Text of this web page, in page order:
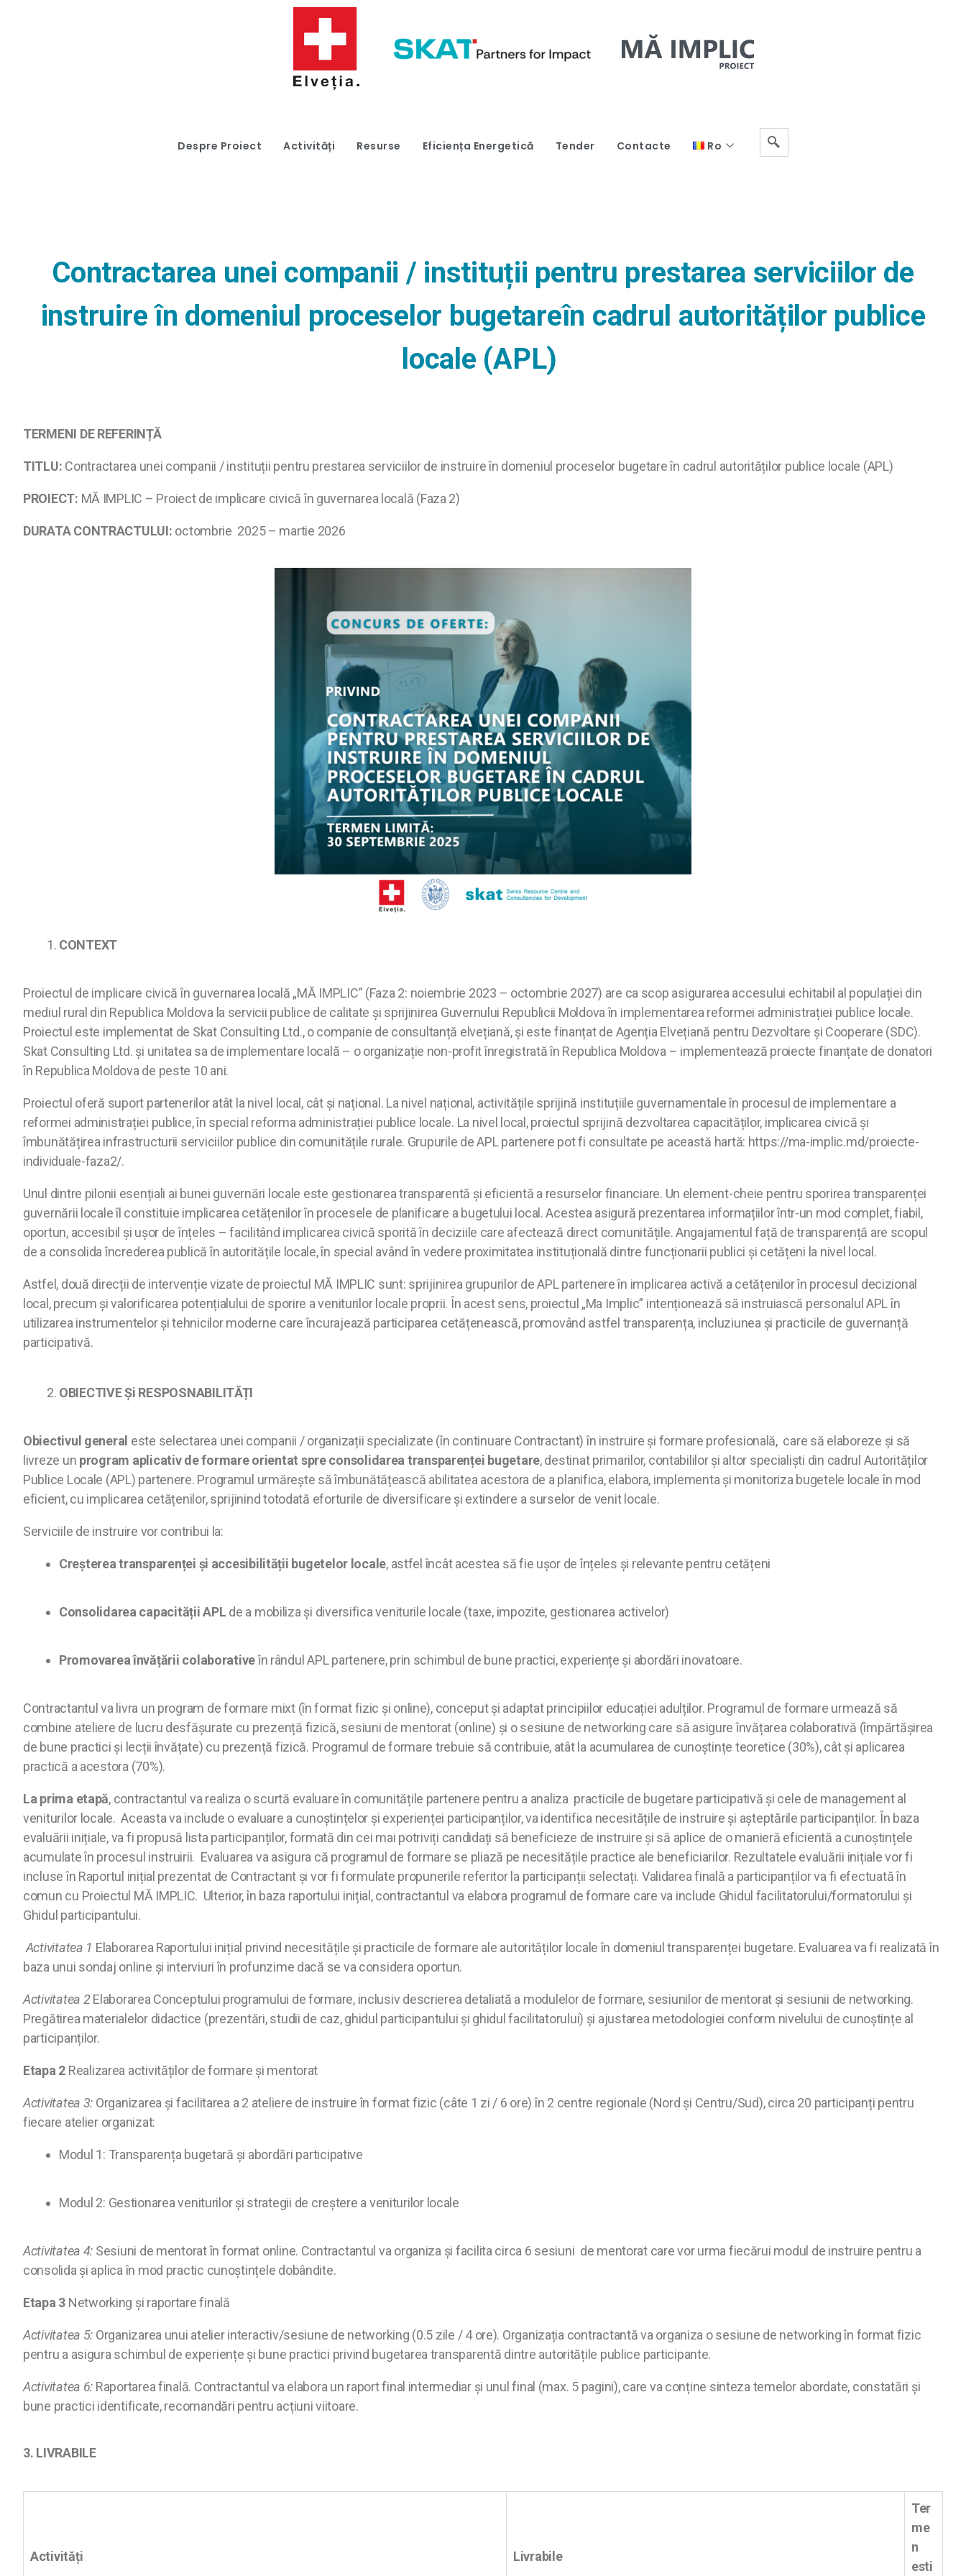
Despre Proiect Activități Resurse Eficiența Energetică Tender Contacte Ro
Contractarea unei companii / instituții pentru prestarea serviciilor de
instruire în domeniul proceselor bugetareîn cadrul autorităților publice
locale (APL)
TERMENI DE REFERINȚĂ
TITLU: Contractarea unei companii / instituții pentru prestarea serviciilor de instruire în domeniul proceselor bugetare în cadrul autorităților publice locale (APL)
PROIECT: MĂ IMPLIC – Proiect de implicare civică în guvernarea locală (Faza 2)
DURATA CONTRACTULUI: octombrie 2025 – martie 2026
CONTEXT
Proiectul de implicare civică în guvernarea locală „MĂ IMPLIC” (Faza 2: noiembrie 2023 – octombrie 2027) are ca scop asigurarea accesului echitabil al populației din
mediul rural din Republica Moldova la servicii publice de calitate și sprijinirea Guvernului Republicii Moldova în implementarea reformei administrației publice locale.
Proiectul este implementat de Skat Consulting Ltd., o companie de consultanță elvețiană, și este finanțat de Agenția Elvețiană pentru Dezvoltare și Cooperare (SDC).
Skat Consulting Ltd. și unitatea sa de implementare locală – o organizație non-profit înregistrată în Republica Moldova – implementează proiecte finanțate de donatori
în Republica Moldova de peste 10 ani.
Proiectul oferă suport partenerilor atât la nivel local, cât și național. La nivel național, activitățile sprijină instituțiile guvernamentale în procesul de implementare a
reformei administrației publice, în special reforma administrației publice locale. La nivel local, proiectul sprijină dezvoltarea capacităților, implicarea civică și
îmbunătățirea infrastructurii serviciilor publice din comunitățile rurale. Grupurile de APL partenere pot fi consultate pe această hartă: https://ma-implic.md/proiecte-
individuale-faza2/.
Unul dintre pilonii esențiali ai bunei guvernări locale este gestionarea transparentă și eficientă a resurselor financiare. Un element-cheie pentru sporirea transparenței
guvernării locale îl constituie implicarea cetățenilor în procesele de planificare a bugetului local. Acestea asigură prezentarea informațiilor într-un mod complet, fiabil,
oportun, accesibil și ușor de înțeles – facilitând implicarea civică sporită în deciziile care afectează direct comunitățile. Angajamentul față de transparență are scopul
de a consolida încrederea publică în autoritățile locale, în special având în vedere proximitatea instituțională dintre funcționarii publici și cetățeni la nivel local.
Astfel, două direcții de intervenție vizate de proiectul MĂ IMPLIC sunt: sprijinirea grupurilor de APL partenere în implicarea activă a cetățenilor în procesul decizional
local, precum și valorificarea potențialului de sporire a veniturilor locale proprii. În acest sens, proiectul „Ma Implic” intenționează să instruiască personalul APL în
utilizarea instrumentelor și tehnicilor moderne care încurajează participarea cetățenească, promovând astfel transparența, incluziunea și practicile de guvernanță
participativă.
OBIECTIVE Și RESPOSNABILITĂȚI
Obiectivul general este selectarea unei companii / organizații specializate (în continuare Contractant) în instruire și formare profesională, care să elaboreze și să
livreze un program aplicativ de formare orientat spre consolidarea transparenței bugetare, destinat primarilor, contabililor și altor specialiști din cadrul Autorităților
Publice Locale (APL) partenere. Programul urmărește să îmbunătățească abilitatea acestora de a planifica, elabora, implementa și monitoriza bugetele locale în mod
eficient, cu implicarea cetățenilor, sprijinind totodată eforturile de diversificare și extindere a surselor de venit locale.
Serviciile de instruire vor contribui la:
Creșterea transparenței și accesibilității bugetelor locale, astfel încât acestea să fie ușor de înțeles și relevante pentru cetățeni
Consolidarea capacității APL de a mobiliza și diversifica veniturile locale (taxe, impozite, gestionarea activelor)
Promovarea învățării colaborativeîn rândul APL partenere, prin schimbul de bune practici, experiențe și abordări inovatoare.
Contractantul va livra un program de formare mixt (în format fizic și online), conceput și adaptat principiilor educației adulților. Programul de formare urmează să
combine ateliere de lucru desfășurate cu prezență fizică, sesiuni de mentorat (online) și o sesiune de networking care să asigure învățarea colaborativă (împărtășirea
de bune practici și lecții învățate) cu prezență fizică. Programul de formare trebuie să contribuie, atât la acumularea de cunoștințe teoretice (30%), cât și aplicarea
practică a acestora (70%).
La prima etapă, contractantul va realiza o scurtă evaluare în comunitățile partenere pentru a analiza practicile de bugetare participativă și cele de management al
veniturilor locale.Aceasta va include o evaluare a cunoștințelor și experienței participanților, va identifica necesitățile de instruire și așteptările participanților. În baza
evaluării inițiale, va fi propusă lista participanților, formată din cei mai potriviți candidați să beneficieze de instruire și să aplice de o manieră eficientă a cunoștințele
acumulate în procesul instruirii. Evaluarea va asigura că programul de formare se pliază pe necesitățile practice ale beneficiarilor. Rezultatele evaluării inițiale vor fi
incluse în Raportul inițial prezentat de Contractant și vor fi formulate propunerile referitor la participanții selectați. Validarea finală a participanților va fi efectuată în
comun cu Proiectul MĂ IMPLIC. Ulterior, în baza raportului inițial, contractantul va elabora programul de formare care va include Ghidul facilitatorului/formatorului și
Ghidul participantului.
Activitatea 1 Elaborarea Raportului inițial privind necesitățile și practicile de formare ale autorităților locale în domeniul transparenței bugetare. Evaluarea va fi realizată în
baza unui sondaj online și interviuri în profunzime dacă se va considera oportun.
Activitatea 2Elaborarea Conceptului programului de formare, inclusiv descrierea detaliată a modulelor de formare, sesiunilor de mentorat și sesiunii de networking.
Pregătirea materialelor didactice (prezentări, studii de caz, ghidul participantului și ghidul facilitatorului) și ajustarea metodologiei conform nivelului de cunoștințe al
participanților.
Etapa 2 Realizarea activităților de formare și mentorat
Activitatea 3: Organizarea și facilitarea a 2 ateliere de instruire în format fizic (câte 1 zi / 6 ore) în 2 centre regionale (Nord și Centru/Sud), circa 20 participanți pentru
fiecare atelier organizat:
Modul 1: Transparența bugetară și abordări participative
Modul 2: Gestionarea veniturilor și strategii de creștere a veniturilor locale
Activitatea 4: Sesiuni de mentorat în format online. Contractantul va organiza și facilita circa 6 sesiuni de mentorat care vor urma fiecărui modul de instruire pentru a
consolida și aplica în mod practic cunoștințele dobândite.
Etapa 3 Networking și raportare finală
Activitatea 5: Organizarea unui atelier interactiv/sesiune de networking (0.5 zile / 4 ore). Organizația contractantă va organiza o sesiune de networking în format fizic
pentru a asigura schimbul de experiențe și bune practici privind bugetarea transparentă dintre autoritățile publice participante.
Activitatea 6: Raportarea finală. Contractantul va elabora un raport final intermediar și unul final (max. 5 pagini), care va conține sinteza temelor abordate, constatări și
bune practici identificate, recomandări pentru acțiuni viitoare.
3. LIVRABILE
Activități Livrabile
Ter
me
n
esti